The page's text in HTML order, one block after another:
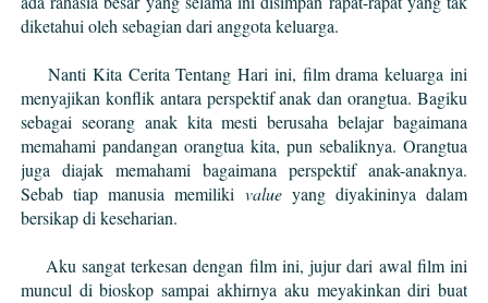
diketahui oleh sebagian dari anggota keluarga.
Nanti Kita Cerita Tentang Hari ini, film drama keluarga ini
menyajikan konflik antara perspektif anak dan orangtua. Bagiku
sebagai seorang anak kita mesti berusaha belajar bagaimana
memahami pandangan orangtua kita, pun sebaliknya. Orangtua
juga diajak memahami bagaimana perspektif anak-anaknya.
Sebab tiap manusia memiliki valueyang diyakininya dalam
bersikap di keseharian.
Aku sangat terkesan dengan film ini, jujur dari awal film ini
muncul di bioskop sampai akhirnya aku meyakinkan diri buat